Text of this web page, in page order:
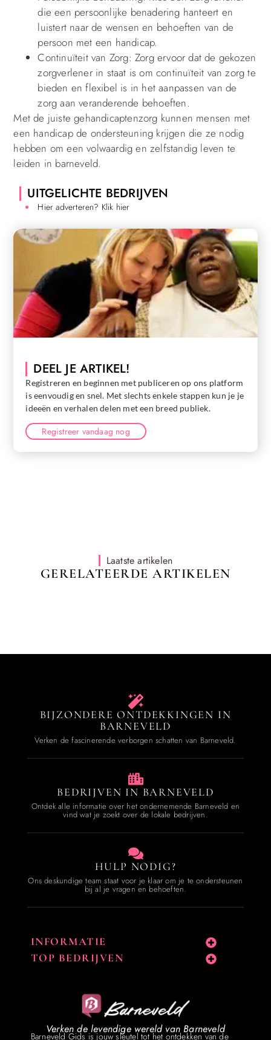
die een persoonlijke benadering hanteert en
luistert naar de wensen en behoeften van de
persoon met een handicap.
Continuïteit van Zorg: Zorg ervoor dat de gekozen
zorgverlener in staat is om continuïteit van zorg te
bieden en flexibel is in het aanpassen van de
zorg aan veranderende behoeften.
Met de juiste gehandicaptenzorg kunnen mensen met
een handicap de ondersteuning krijgen die ze nodig
hebben om een volwaardig en zelfstandig leven te
leiden in barneveld.
UITGELICHTE BEDRIJVEN
Hier adverteren? Klik hier
DEEL JE ARTIKEL!
Registreren en beginnen met publiceren op ons platform
is eenvoudig en snel. Met slechts enkele stappen kun je je
ideeën en verhalen delen met een breed publiek.
Registreer vandaag nog
Laatste artikelen
GERELATEERDE ARTIKELEN
BIJZONDERE ONTDEKKINGEN IN
BARNEVELD
Verken de fascinerende verborgen schatten van Barneveld.
BEDRIJVEN IN BARNEVELD
Ontdek alle informatie over het ondernemende Barneveld en
vind wat je zoekt over de lokale bedrijven.
HULP NODIG?
Ons deskundige team staat voor je klaar om je te ondersteunen
bij al je vragen en behoeften.
INFORMATIE
TOP BEDRIJVEN
Verken de levendige wereld van Barneveld
Barneveld Gids is jouw sleutel tot het ontdekken van de